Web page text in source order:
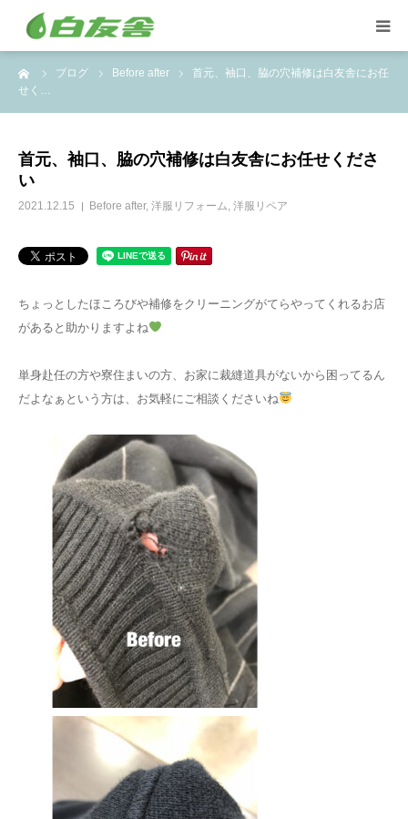
ブログ Before after
首元、袖口、脇の穴補修は白友舎にお任
せく…
首元、袖口、脇の穴補修は白友舎にお任せくださ
い
2021.12.15 Before after, 洋服リフォーム, 洋服リペア
ちょっとしたほころびや補修をクリーニングがてらやってくれるお店
があると助かりますよね
単身赴任の方や寮住まいの方、お家に裁縫道具がないから困ってるん
だよなぁという方は、お気軽にご相談くださいね
集配サービス